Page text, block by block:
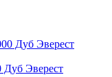
Дуб Эверест